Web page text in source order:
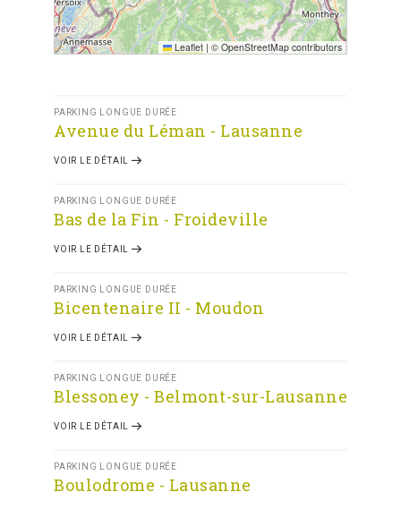
Leaflet | © OpenStreetMap contributors
PARKING LONGUE DURÉE
Avenue du Léman - Lausanne
VOIR LE DÉTAIL
PARKING LONGUE DURÉE
Bas de la Fin - Froideville
VOIR LE DÉTAIL
PARKING LONGUE DURÉE
Bicentenaire II - Moudon
VOIR LE DÉTAIL
PARKING LONGUE DURÉE
Blessoney - Belmont-sur-Lausanne
VOIR LE DÉTAIL
PARKING LONGUE DURÉE
Boulodrome - Lausanne